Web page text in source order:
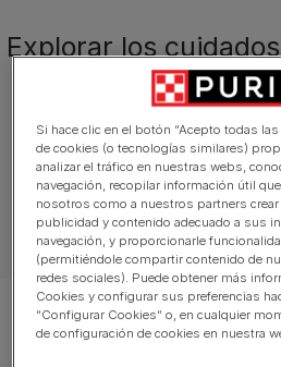
Explorar los
Salud y cuidado
Artículos sobre
Mostrando 8 de 8 artículos
Si hace clic en el botón “Acepto todas
de cookies (o tecnologías similares)
analizar el tráfico en nuestras webs,
navegación, recopilar información útil
nosotros como a nuestros partners
publicidad y contenido adecuado a sus
navegación, y proporcionarle
(permitiéndole compartir contenido de
redes sociales). Puede obtener más
Cookies y configurar sus preferencias
“Configurar Cookies” o, en cualquier
de configuración de cookies en nuestra